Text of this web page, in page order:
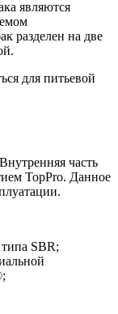
являются
разделен на две
для питьевой
часть
TopPro. Данное
SBR;